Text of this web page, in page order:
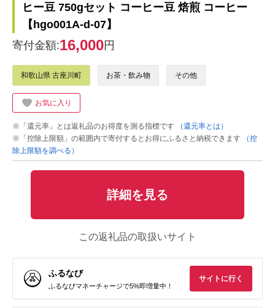
ヒー豆 750gセット コーヒー豆 焙煎 コーヒー
【hgo001A-d-07】
寄付金額:16,000円
和歌山県 古座川町 お茶・飲み物 その他
お気に入り
※「還元率」とは返礼品のお得度を測る指標です
（還元率とは）
※「控除上限額」の範囲内で寄付するとお得にふるさと納税できます
（控
除上限額を調べる）
詳細を見る
この返礼品の取扱いサイト
ふるなび
ふるなびマネーチャージで5%即増量中！
サイトに行く